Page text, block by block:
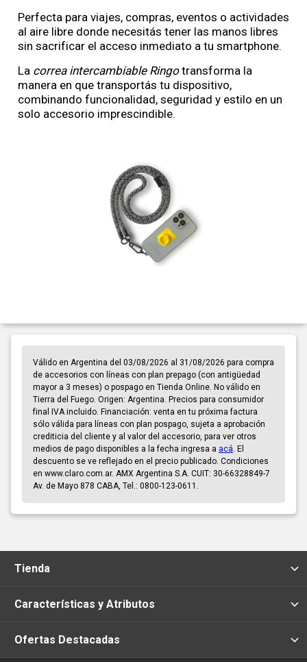
Perfecta para viajes, compras, eventos o actividades
al aire libre donde necesitás tener las manos libres
sin sacrificar el acceso inmediato a tu smartphone.
La correa intercambiable Ringotransforma la
manera en que transportás tu dispositivo,
combinando funcionalidad, seguridad y estilo en un
solo accesorio imprescindible.
Válido en Argentina del 03/08/2026 al 31/08/2026 para compra
de accesorios con líneas con plan prepago (con antigüedad
mayor a 3 meses) o pospago en Tienda Online. No válido en
Tierra del Fuego. Origen: Argentina. Precios para consumidor
final IVA incluido. Financiación: venta en tu próxima factura
sólo válida para líneas con plan pospago, sujeta a aprobación
crediticia del cliente y al valor del accesorio, para ver otros
medios de pago disponibles a la fecha ingresa a acá . El
descuento se ve reflejado en el precio publicado. Condiciones
en www.claro.com.ar. AMX Argentina S.A. CUIT: 30-66328849-7
Av. de Mayo 878 CABA, Tel.: 0800-123-0611.
Tienda
Características y Atributos
Ofertas Destacadas